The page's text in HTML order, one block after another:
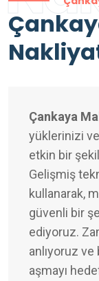
Çankaya
yüklerinizi
etkin bir
Gelişmiş
kullanarak,
güvenli bir
ediyoruz.
anlıyoruz
aşmayı